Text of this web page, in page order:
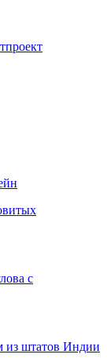
с
из штатов Индии